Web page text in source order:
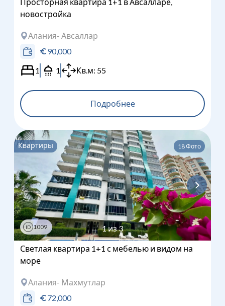
новостройка
Алания- Авсаллар
90,000
1
1 Кв.м: 55
Подробнее
Квартиры 18Фото
ID 1009 1из3
Светлая квартира 1+1 с мебелью и видом на
море
Алания- Махмутлар
72,000